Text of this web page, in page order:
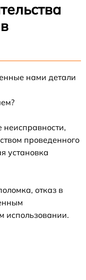
нами детали
неисправности,
проведенного
установка
отказ в
использовании.